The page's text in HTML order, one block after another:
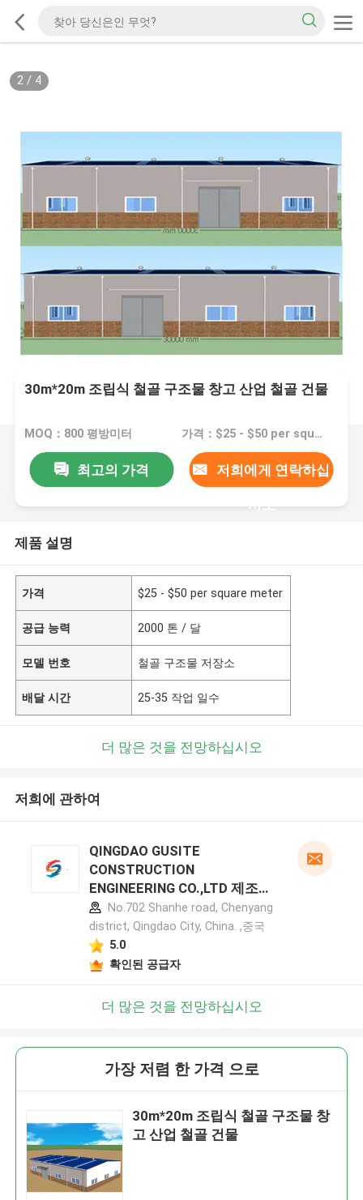
2/ 4
30m*20m 조립식 철골 구조물 창고 산업 철골 건물
MOQ：800 평방미터 가격：$25 - $50 per square meter
최고의 가격 저희에게 연락하십
시오
제품 설명
가격 $25 - $50 per square meter
공급 능력 2000 톤 / 달
모델 번호 철골 구조물 저장소
배달 시간 25-35 작업 일수
더 많은 것을 전망하십시오
저희에 관하여
QINGDAO GUSITE
CONSTRUCTION
ENGINEERING CO.,LTD 제조업
체 프로필
No.702 Shanhe road, Chenyang
district, Qingdao City, China. ,중국
5.0
확인된 공급자
더 많은 것을 전망하십시오
가장 저렴 한 가격 으로
30m*20m 조립식 철골 구조물 창
고 산업 철골 건물